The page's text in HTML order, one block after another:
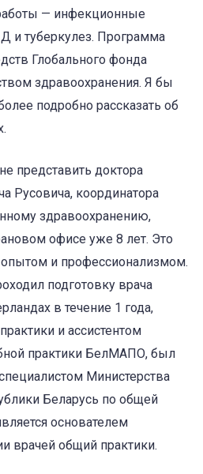
— инфекционные
и туберкулез. Программа
Глобального фонда
здравоохранения. Я бы
подробно рассказать об
представить доктора
Русовича, координатора
здравоохранению,
офисе уже 8 лет. Это
и профессионализмом.
подготовку врача
в течение 1 года,
и ассистентом
практики БелМАПО, был
Министерства
Беларусь по общей
основателем
врачей общий практики.